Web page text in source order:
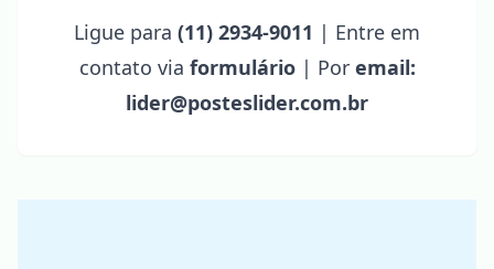
Ligue para (11) 2934-9011 | Entre em
contato via formulário| Por email:
lider@posteslider.com.br